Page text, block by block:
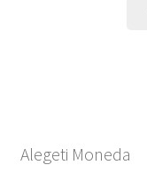
Alegeti Moneda